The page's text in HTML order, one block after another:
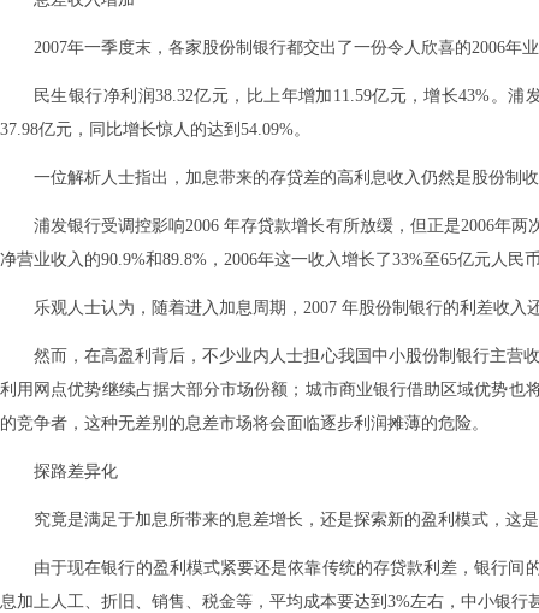
2007年一季度末，各家股份制银行都交出了一份令人欣喜的2006年
民生银行净利润38.32亿元，比上年增加11.59亿元，增长43%。
37.98亿元，同比增长惊人的达到54.09%。
一位解析人士指出，加息带来的存贷差的高利息收入仍然是股份制
浦发银行受调控影响2006 年存贷款增长有所放缓，但正是2006年
净营业收入的90.9%和89.8%，2006年这一收入增长了33%至65亿元人民
乐观人士认为，随着进入加息周期，2007 年股份制银行的利差收入
然而，在高盈利背后，不少业内人士担心我国中小股份制银行主营
利用网点优势继续占据大部分市场份额；城市商业银行借助区域优势
的竞争者，这种无差别的息差市场将会面临逐步利润摊薄的危险。
探路差异化
究竟是满足于加息所带来的息差增长，还是探索新的盈利模式，这
由于现在银行的盈利模式紧要还是依靠传统的存贷款利差，银行
息加上人工、折旧、销售、税金等，平均成本要达到3%左右，中小银行